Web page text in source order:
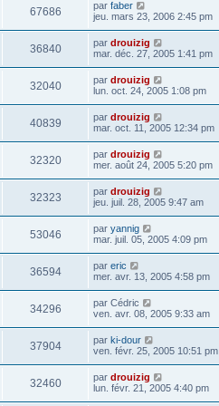
67686 par faber
jeu. mars 23, 2006 2:45 pm
36840 par drouizig
mar. déc. 27, 2005 1:41 pm
32040 par drouizig
lun. oct. 24, 2005 1:08 pm
40839 par drouizig
mar. oct. 11, 2005 12:34 pm
32320 par drouizig
mer. août 24, 2005 5:20 pm
32323 par drouizig
jeu. juil. 28, 2005 9:47 am
53046 par yannig
mar. juil. 05, 2005 4:09 pm
36594 par eric
mer. avr. 13, 2005 4:58 pm
34296 par Cédric
ven. avr. 08, 2005 9:33 am
37904 par ki-dour
ven. févr. 25, 2005 10:51 pm
32460 par drouizig
lun. févr. 21, 2005 4:40 pm